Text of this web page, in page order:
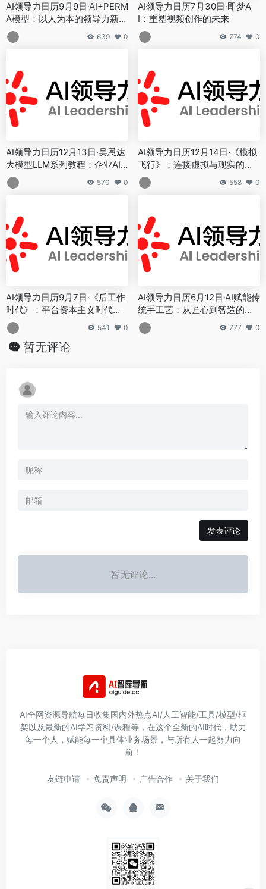
AI领导力日历9月9日·AI+PERM
A模型：以人为本的领导力新境
界
639 0
AI领导力日历7月30日·即梦A
I：重塑视频创作的未来
774 0
AI领导力日历12月13日·吴恩达
大模型LLM系列教程：企业AI
转型的实践指南
570 0
AI领导力日历12月14日·《模拟
飞行》：连接虚拟与现实的低
空经济教育平台
558 0
AI领导力日历9月7日·《后工作
时代》：平台资本主义时代的
劳动力转型与未来工作图景
541 0
AI领导力日历6月12日·AI赋能传
统手工艺：从匠心到智造的蝶
变之路
777 0
暂无评论
发表评论
暂无评论...
AI全网资源导航每日收集国内外热点AI/人工智能/工具/模型/框
架以及最新的AI学习资料/课程等，在这个全新的AI时代，助力
每一个人，赋能每一个具体业务场景，与所有人一起努力向
前！
友链申请 免责声明 广告合作 关于我们